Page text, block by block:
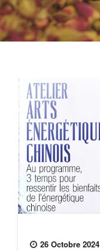
26 Octobre 2024